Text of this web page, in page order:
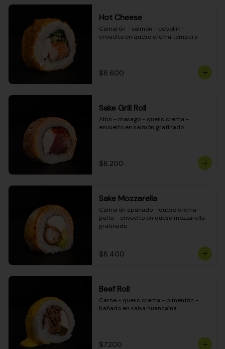
Hot Cheese
Camarón - salmón - cebollín -
envuelto en queso crema tempura
$8.600
Sake Grill Roll
Atún - masago - queso crema -
envuelto en salmón gratinado
$8.200
Sake Mozzarella
Camarón apanado - queso crema -
palta - envuelto en queso mozzarella
gratinado
$8.400
Beef Roll
Carne - queso crema - pimentón -
bañado en salsa huancaína
$7.200